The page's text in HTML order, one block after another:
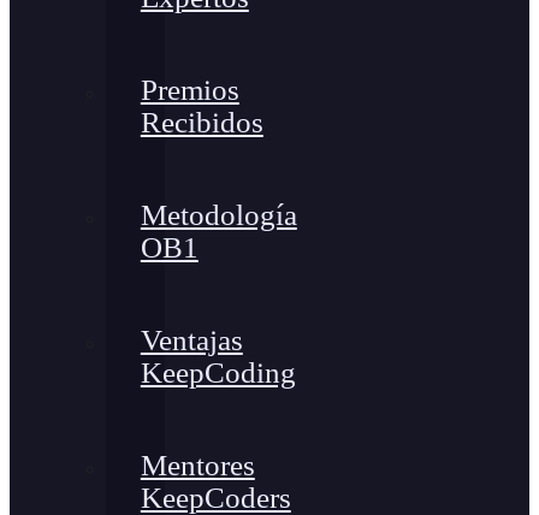
Premios
Recibidos
Metodología
OB1
Ventajas
KeepCoding
Mentores
KeepCoders